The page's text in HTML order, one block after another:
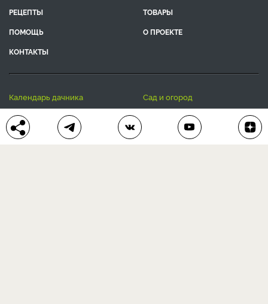
РЕЦЕПТЫ
ТОВАРЫ
ПОМОЩЬ
О ПРОЕКТЕ
КОНТАКТЫ
календарь дачника
сад и огород
цветы и растения
дачный дизайн
хозяйственные дела
полезные рецепты